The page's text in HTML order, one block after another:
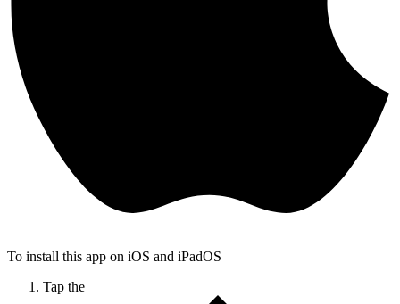
To install this app on iOS and iPadOS
Tap the